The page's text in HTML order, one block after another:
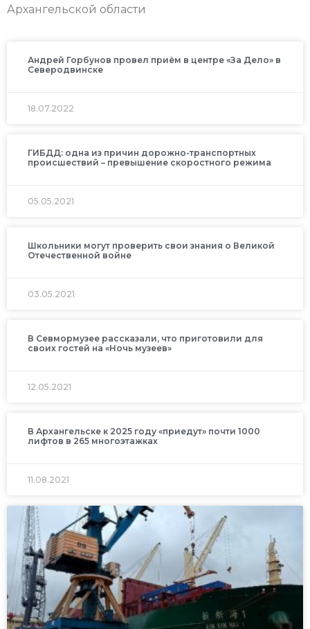
Архангельской области
Андрей Горбунов провел приём в центре «За Дело» в
Северодвинске
18.07.2022
ГИБДД: одна из причин дорожно-транспортных
происшествий – превышение скоростного режима
05.05.2021
Школьники могут проверить свои знания о Великой
Отечественной войне
03.05.2021
В Севмормузее рассказали, что приготовили для
своих гостей на «Ночь музеев»
12.05.2021
В Архангельске к 2025 году «приедут» почти 1000
лифтов в 265 многоэтажках
11.08.2021